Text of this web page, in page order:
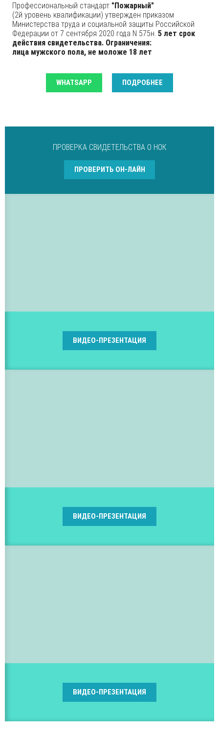
Профессиональный стандарт "Пожарный"
(2й уровень квалификации) утвержден приказом
Министерства труда и социальной защиты Российской
Федерации от 7 сентября 2020 года N 575н. 5 лет срок
действия свидетельства. Ограничения:
лица мужского пола, не моложе 18 лет
WHATSAPP ПОДРОБНЕЕ
ПРОВЕРКА СВИДЕТЕЛЬСТВА О НОК
ПРОВЕРИТЬ ОН-ЛАЙН
ВИДЕО-ПРЕЗЕНТАЦИЯ
ВИДЕО-ПРЕЗЕНТАЦИЯ
ВИДЕО-ПРЕЗЕНТАЦИЯ